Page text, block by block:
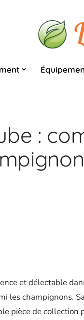
:
et délectable
les champignons.
pièce de collection